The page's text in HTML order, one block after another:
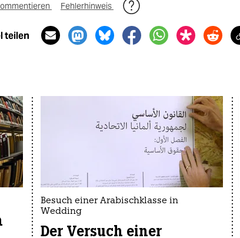
Fehlerhinweis
teilen
Besuch einer Arabischklasse in
Wedding
Der Versuch einer